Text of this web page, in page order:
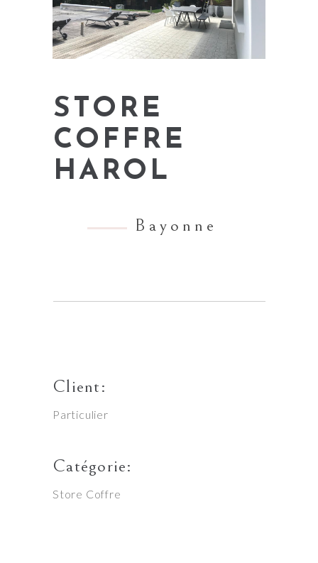
STORE
COFFRE
HAROL
Bayonne
Client:
Particulier
Catégorie:
Store Coffre